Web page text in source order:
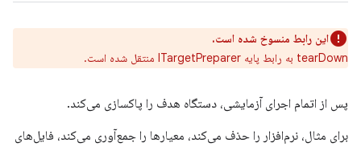
این رابط منسوخ شده است.
tearDown به رابط پایه ITargetPreparer منتقل شده است.
پس از اتمام اجرای آزمایشی، دستگاه هدف را پاکسازی می‌کند.
برای مثال، نرم‌افزار را حذف می‌کند، معیارها را جمع‌آوری می‌کند، فایل‌های